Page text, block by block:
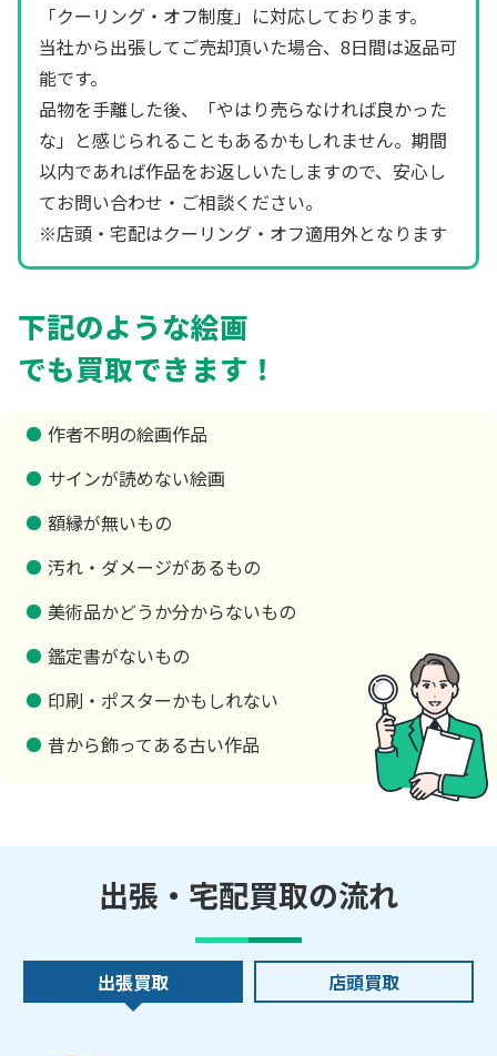
「クーリング・オフ制度」に対応しております。
当社から出張してご売却頂いた場合、8日間は返品可
能です。
品物を手離した後、「やはり売らなければ良かった
な」と感じられることもあるかもしれません。期間
以内であれば作品をお返しいたしますので、安心し
てお問い合わせ・ご相談ください。
※店頭・宅配はクーリング・オフ適用外となります
下記のような絵画
でも買取できます！
作者不明の絵画作品
サインが読めない絵画
額縁が無いもの
汚れ・ダメージがあるもの
美術品かどうか分からないもの
鑑定書がないもの
印刷・ポスターかもしれない
昔から飾ってある古い作品
出張・宅配買取の流れ
出張買取 店頭買取